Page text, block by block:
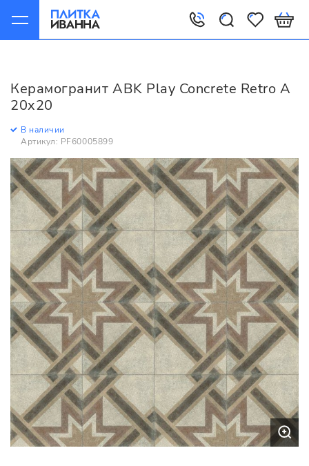
Керамогранит ABK Play Concrete Retro A
20x20
В наличии
Артикул: PF60005899